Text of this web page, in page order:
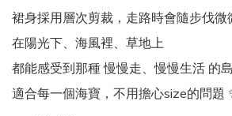
裙身採用層次剪裁， 走路時會隨步伐微
在陽光下、海風裡、草地上
都能感受到那種 慢慢走、慢慢生活 的
適合每一個海寶 ，不用擔心size的問題